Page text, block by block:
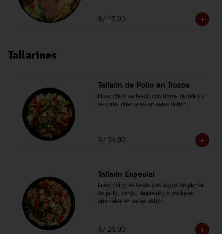
S/ 17.90
Tallarines
Tallarin de Pollo en Trozos
Fideo chino salteado con trozos de pollo y
verduras orientales en salsa ostión.
S/ 24.90
Tallarin Especial
Fideo chino salteado con trozos de pierna
de pollo, cerdo, langostino y verduras
orientales en salsa ostión.
S/ 26.90